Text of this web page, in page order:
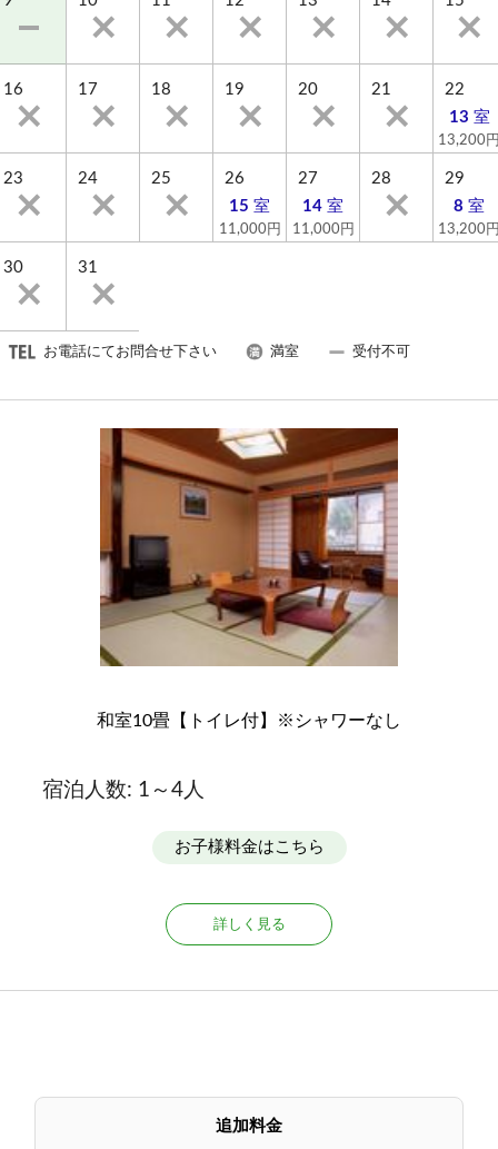
■喫茶室■
スイス生まれの泡立つコーヒーがオススメ！お酒も楽
しめます♪
朝のひと時やコーヒーブレイクに是非ご利用くださ
営業時間 7：30～21：00
■館内■
お土産が購入できる売店がございます。
■お願い■
当館は全室禁煙とさせていただいております。
喫煙は1階ロビー喫煙コーナーでお願いいたします。
・当日お客様と連絡が取れる電話番号(携帯電話など)を
お教えください。
・お越しの際の交通手段（車・電車・その他）をお教
えください。
16 17 18 19 20 21
22
13 室
13,200
23 24 25
26
15 室
11,000円
27
14 室
11,000円
28
29
8 室
13,200
30 31
お電話にてお問合せ下さい 満室 受付不可
和室10畳【トイレ付】※シャワーなし
宿泊人数: 1～4人
お子様料金はこちら
詳しく見る
追加料金